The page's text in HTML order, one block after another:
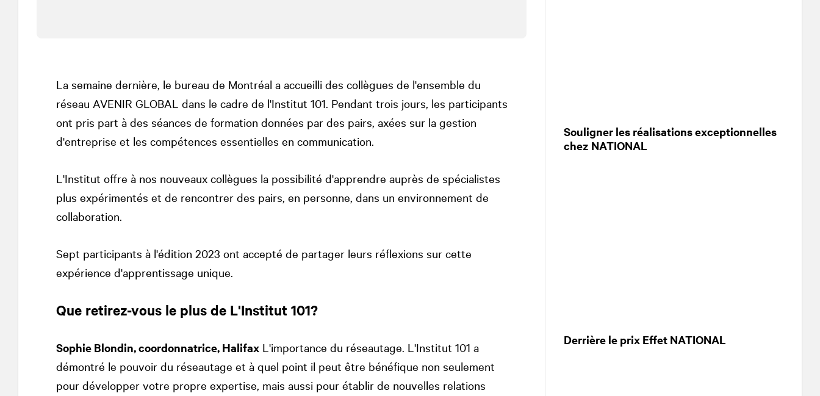
La semaine dernière, le bureau de Montréal a accueilli des collègues de l'ensemble du
réseau AVENIR GLOBAL dans le cadre de l'Institut 101. Pendant trois jours, les participants
ont pris part à des séances de formation données par des pairs, axées sur la gestion
d'entreprise et les compétences essentielles en communication.
L'Institut offre à nos nouveaux collègues la possibilité d'apprendre auprès de spécialistes
plus expérimentés et de rencontrer des pairs, en personne, dans un environnement de
collaboration.
Sept participants à l'édition 2023 ont accepté de partager leurs réflexions sur cette
expérience d'apprentissage unique.
Que retirez-vous le plus de L'Institut 101?
Sophie Blondin, coordonnatrice, HalifaxL'importance du réseautage. L'Institut 101 a
démontré le pouvoir du réseautage et à quel point il peut être bénéfique non seulement
pour développer votre propre expertise, mais aussi pour établir de nouvelles relations
Souligner les réalisations exceptionnelles
chez NATIONAL
Derrière le prix Effet NATIONAL